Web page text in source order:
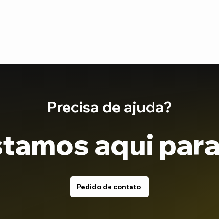
Precisa de ajuda?
aqui
Pedido de contato